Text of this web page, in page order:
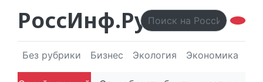
РоссИнф.Ру
Без рубрики Бизнес Экология Экономика